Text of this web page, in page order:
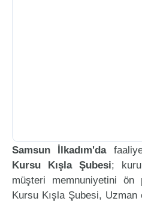
Samsun İlkadım'da
Kursu Kışla Şubesi;
müşteri memnuniyetini
Kursu Kışla Şubesi,